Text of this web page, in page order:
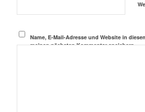
Name, E-Mail-Adresse und Website in
meinen nächsten Kommentar speichern.